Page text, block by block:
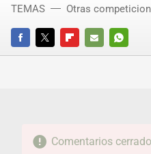
FACEBOOKTWITTERFLIPBOARD
E-
TEMAS Otras
Comentarios